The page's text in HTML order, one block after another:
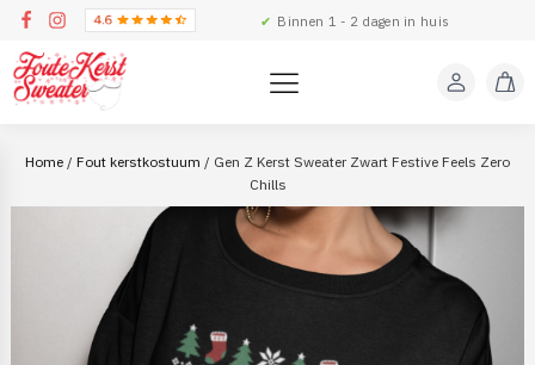
✔ Binnen 1 - 2 dagen in huis
Home / Fout kerstkostuum / Gen Z Kerst Sweater Zwart Festive Feels Zero
Chills